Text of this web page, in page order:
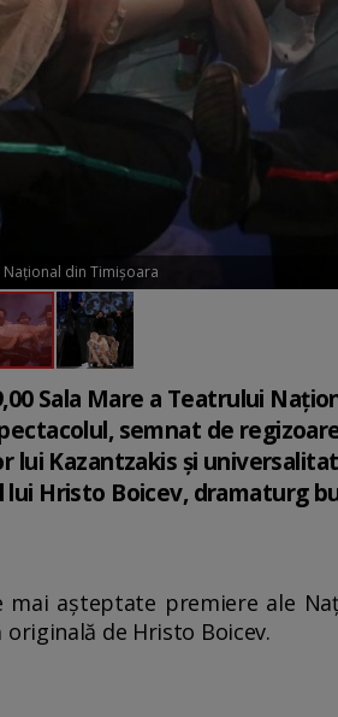
Național din Timișoara
Sala Mare a Teatrului
semnat de
Kazantzakis și
Hristo Boicev, dramaturg
așteptate premiere ale
de Hristo Boicev.